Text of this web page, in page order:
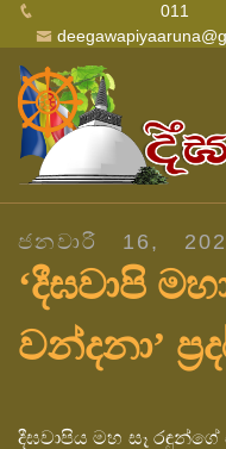
011
ජනවාරී 16,
‘දීඝවාපි
වන්දනා’
දීඝවාපිය මහ සෑ